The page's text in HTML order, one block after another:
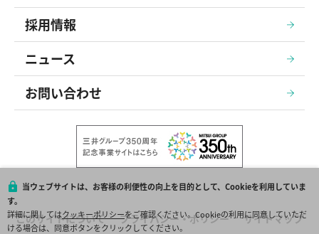
採用情報
ニュース
お問い合わせ
このサイトについて プライバシー・ポリシー サイトマップ
当ウェブサイトは、お客様の利便性の向上を目的として、Cookieを利用していま
す。
詳細に関してはクッキーポリシーをご確認ください。Cookieの利用に同意していただ
ける場合は、同意ボタンをクリックしてください。